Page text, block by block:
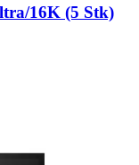
16K (5 Stk)